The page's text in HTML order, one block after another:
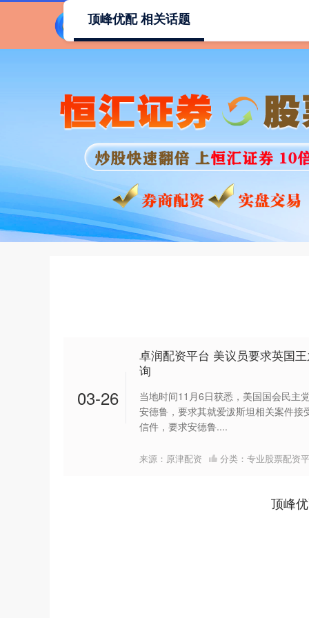
顶峰优配 相关话题
03-26
卓润配资平台 美议员要求英国
询
当地时间11月6日获悉，美国国会民主
安德鲁，要求其就爱泼斯坦相关案件
信件，要求安德鲁....
来源：原津配资 分类： 专业股票配资
顶峰